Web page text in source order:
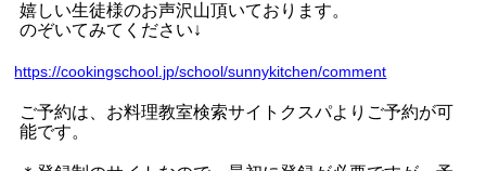
嬉しい生徒様のお声沢山頂いております。
のぞいてみてください↓
https://cookingschool.jp/school/sunnykitchen/comment
ご予約は、お料理教室検索サイトクスパよりご予約が可
能です。